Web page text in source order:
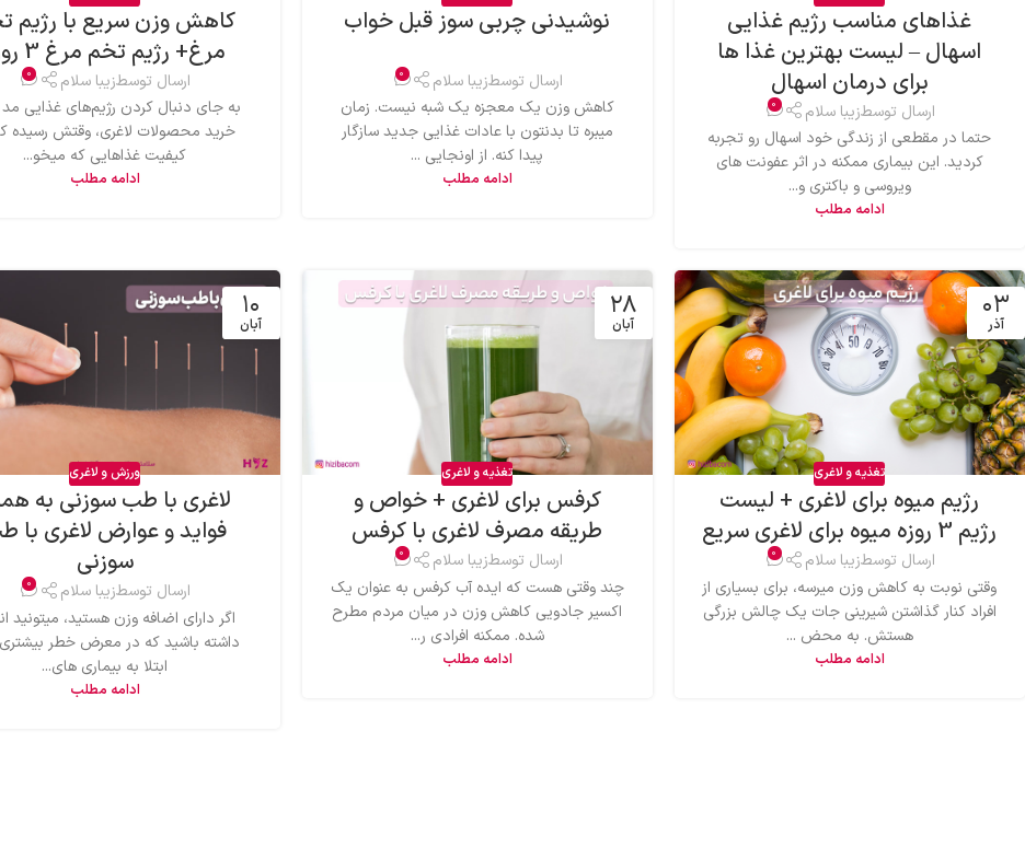
غذاهای مناسب رژیم غذایی
اسهال – لیست بهترین غذا ها
برای درمان اسهال
ارسال توسطزیبا سلام 0
حتما در مقطعی از زندگی خود اسهال رو تجربه
کردید. این بیماری ممکنه در اثر عفونت های
ویروسی و باکتری و...
ادامه مطلب
نوشیدنی چربی سوز قبل خواب
ارسال توسطزیبا سلام 0
کاهش وزن یک معجزه یک شبه نیست. زمان
میبره تا بدنتون با عادات غذایی جدید سازگار
پیدا کنه. از اونجایی ...
ادامه مطلب
کاهش وزن سریع با رژیم
مرغ+ رژیم تخم مرغ 3 روزه
ارسال توسطزیبا سلام 0
به جای دنبال کردن رژیم‌های غذایی مد
خرید محصولات لاغری، وقتش رسیده
کیفیت غذاهایی که میخو...
ادامه مطلب
۰۳
آذر
تغذیه و لاغری
رژیم میوه برای لاغری + لیست
رژیم 3 روزه میوه برای لاغری سریع
ارسال توسطزیبا سلام 0
وقتی نوبت به کاهش وزن میرسه، برای بسیاری از
افراد کنار گذاشتن شیرینی جات یک چالش بزرگی
هستش. به محض ...
ادامه مطلب
۲۸
آبان
تغذیه و لاغری
کرفس برای لاغری + خواص و
طریقه مصرف لاغری با کرفس
ارسال توسطزیبا سلام 0
چند وقتی هست که ایده آب کرفس به عنوان یک
اکسیر جادویی کاهش وزن در میان مردم مطرح
شده. ممکنه افرادی ر...
ادامه مطلب
۱۰
آبان
ورزش و لاغری
لاغری با طب سوزنی به
فواید و عوارض لاغری با
سوزنی
ارسال توسطزیبا سلام 0
اگر دارای اضافه وزن هستید، میتونید
داشته باشید که در معرض خطر بیشتری
ابتلا به بیماری های...
ادامه مطلب